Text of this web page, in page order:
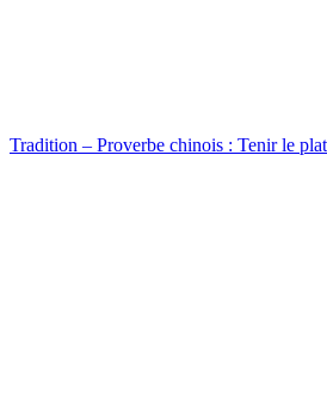
Tradition – Proverbe chinois : Tenir le